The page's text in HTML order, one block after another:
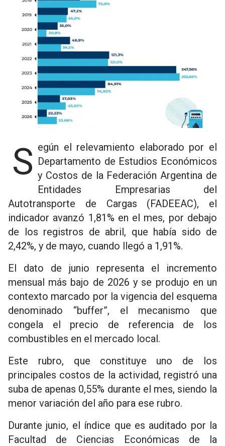
Según el relevamiento elaborado por el Departamento de Estudios Económicos
y Costos de la Federación Argentina de
Entidades Empresarias del
Autotransporte de Cargas (FADEEAC), el
indicador avanzó 1,81% en el mes, por debajo
de los registros de abril, que había sido de
2,42%, y de mayo, cuando llegó a 1,91%.
El dato de junio representa el incremento
mensual más bajo de 2026 y se produjo en un
contexto marcado por la vigencia del esquema
denominado “buffer”, el mecanismo que
congela el precio de referencia de los
combustibles en el mercado local.
Este rubro, que constituye uno de los
principales costos de la actividad, registró una
suba de apenas 0,55% durante el mes, siendo la
menor variación del año para ese rubro.
Durante junio, el índice que es auditado por la
Facultad de Ciencias Económicas de la